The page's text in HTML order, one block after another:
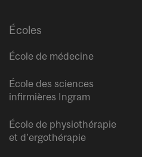
Écoles
École de médecine
École des sciences
infirmières Ingram
École de physiothérapie
et d’ergothérapie